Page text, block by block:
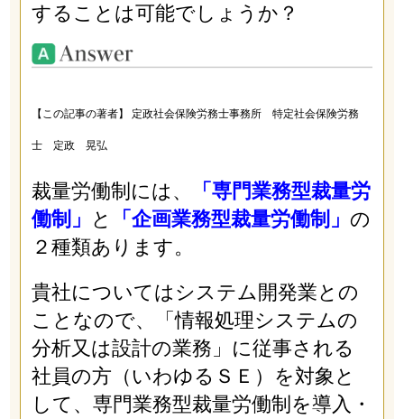
することは可能でしょうか？
【この記事の著者】 定政社会保険労務士事務所 特定社会保険労務
士 定政 晃弘
裁量労働制には、
「専門業務型裁量労
働制」 と 「企画業務型裁量労働制」 の
２種類あります。
貴社についてはシステム開発業との
ことなので、「情報処理システムの
分析又は設計の業務」に従事される
社員の方（いわゆるＳＥ）を対象と
して、専門業務型裁量労働制を導入・